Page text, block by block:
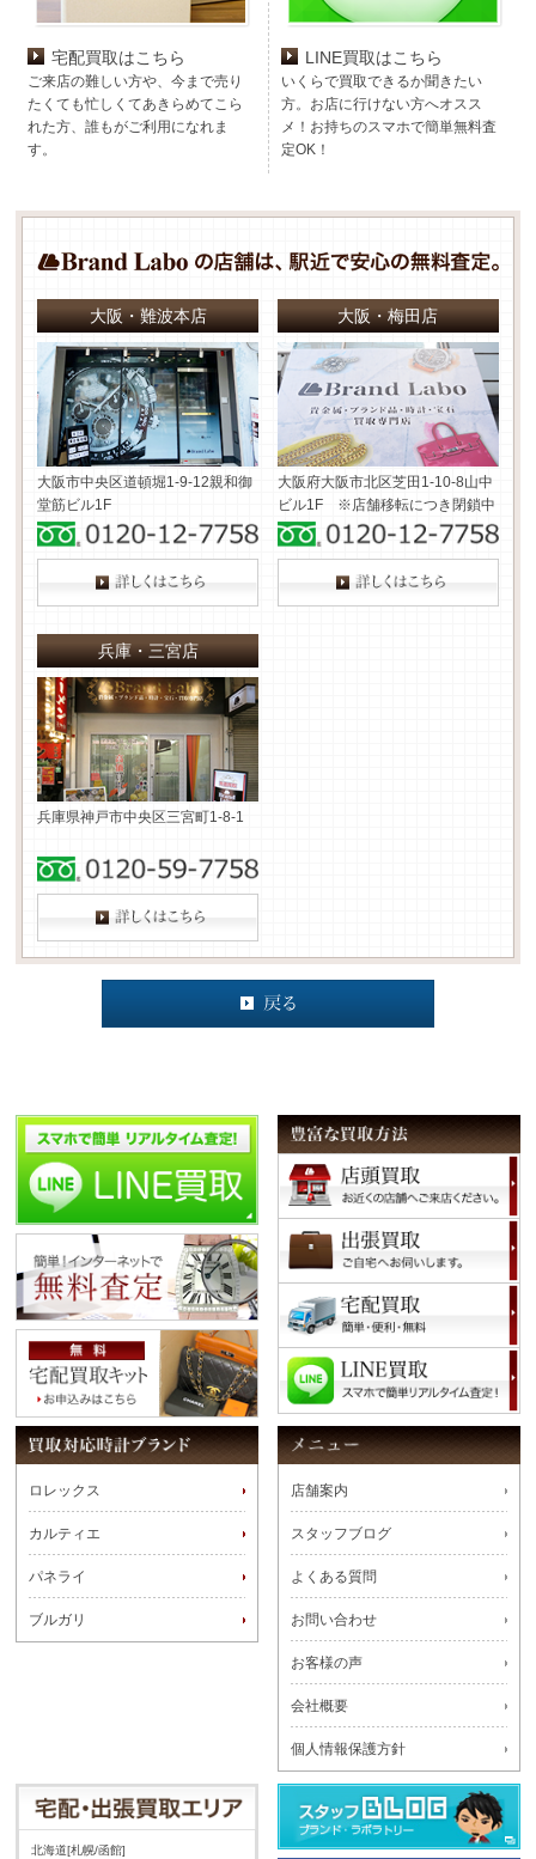
宅配買取はこちら
ご来店の難しい方や、今まで売り
たくても忙しくてあきらめてこら
れた方、誰もがご利用になれま
す。
LINE買取はこちら
いくらで買取できるか聞きたい
方。お店に行けない方へオスス
メ！お持ちのスマホで簡単無料査
定OK！
大阪・難波本店
大阪市中央区道頓堀1-9-12親和御
堂筋ビル1F
大阪・梅田店
大阪府大阪市北区芝田1-10-8山中
ビル1F ※店舗移転につき閉鎖中
兵庫・三宮店
兵庫県神戸市中央区三宮町1-8-1
ロレックス
カルティエ
パネライ
ブルガリ
店舗案内
スタッフブログ
よくある質問
お問い合わせ
お客様の声
会社概要
個人情報保護方針
北海道[札幌/函館]